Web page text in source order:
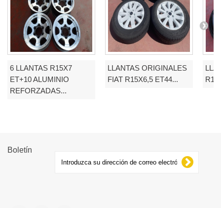
6 LLANTAS R15X7
ET+10 ALUMINIO
REFORZADAS...
LLANTAS ORIGINALES
FIAT R15X6,5 ET44...
Boletín